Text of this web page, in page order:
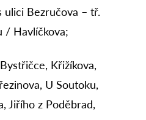
ulici Bezručova – tř.
/ Havlíčkova;
Křižíkova,
U Soutoku,
Jiřího z Poděbrad,